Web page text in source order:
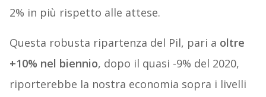
2% in più rispetto alle attese.
Questa robusta ripartenza del Pil, pari a oltre
+10% nel biennio, dopo il quasi -9% del 2020,
riporterebbe la nostra economia sopra i livelli